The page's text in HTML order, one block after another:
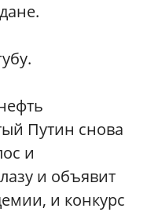
Путин снова
и
и объявит
и конкурс